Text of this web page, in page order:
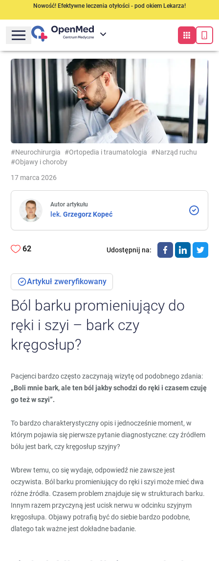
Nowość! Efektywne leczenia otyłości - pod okiem Lekarza!
#Neurochirurgia #Ortopedia i traumatologia
#Narząd ruchu
#Objawy i choroby
17 marca 2026
Autor artykułu
lek. Grzegorz Kopeć
62 Udostępnij na:
Artykuł zweryfikowany
Ból barku promieniujący do
ręki i szyi – bark czy
kręgosłup?
Pacjenci bardzo często zaczynają wizytę od podobnego zdania:
„Boli mnie bark, ale ten ból jakby schodzi do ręki i czasem czuję
go też w szyi”.
To bardzo charakterystyczny opis i jednocześnie moment, w
którym pojawia się pierwsze pytanie diagnostyczne: czy źródłem
bólu jest bark, czy kręgosłup szyjny?
Wbrew temu, co się wydaje, odpowiedź nie zawsze jest
oczywista. Ból barku promieniujący do ręki i szyi może mieć dwa
różne źródła. Czasem problem znajduje się w strukturach barku.
Innym razem przyczyną jest ucisk nerwu w odcinku szyjnym
kręgosłupa. Objawy potrafią być do siebie bardzo podobne,
dlatego tak ważne jest dokładne badanie.